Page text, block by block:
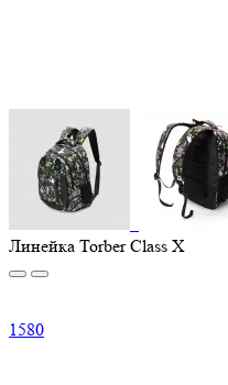
Линейка Torber Class X
1580